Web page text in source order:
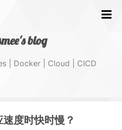
blog
| Docker | Cloud | CICD
文字度时快时慢？